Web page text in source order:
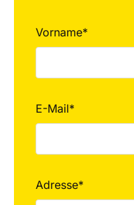
Vorname*
E-Mail*
Adresse*